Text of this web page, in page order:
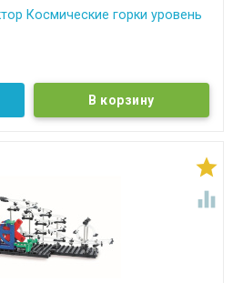
Космические горки уровень

